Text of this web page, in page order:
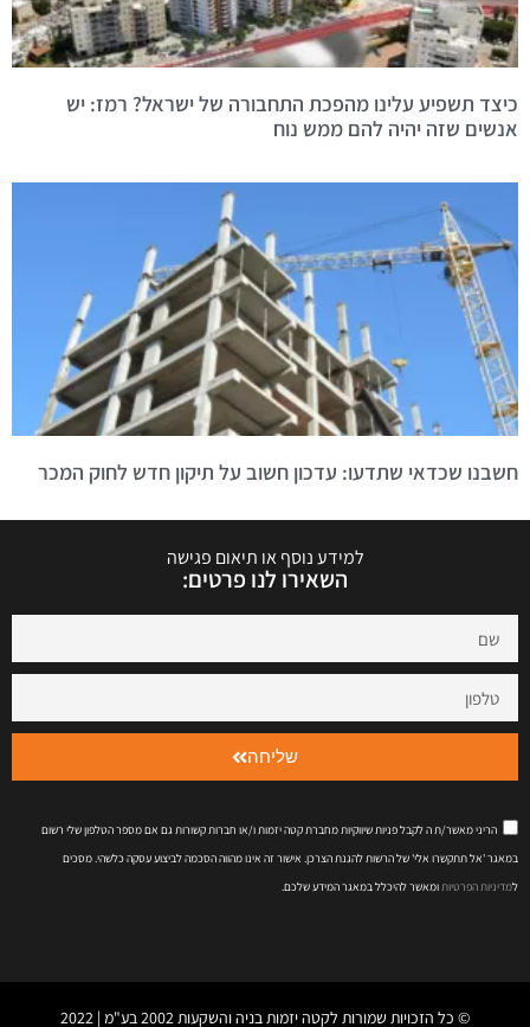
כיצד תשפיע עלינו מהפכת התחבורה של ישראל? רמז: יש
אנשים שזה יהיה להם ממש נוח
חשבנו שכדאי שתדעו: עדכון חשוב על תיקון חדש לחוק המכר
למידע נוסף או תיאום פגישה
השאירו לנו פרטים:
הריני מאשר/ת ה לקבל פניות שיווקיות מחברת קטה יזמות ו/או חברות קשורות גם אם מספר הטלפון שלי רשום
במאגר 'אל תתקשרו אלי' של הרשות להגנת הצרכן. אישור זה אינו מהווה הסכמה לביצוע עסקה כלשהי. מסכים
למדיניות הפרטיותומאשר להיכלל במאגר המידע שלכם.
שליחה
© כל הזכויות שמורות לקטה יזמות בניה והשקעות 2002 בע"מ | 2022